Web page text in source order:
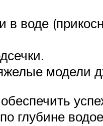
воде
модели
глубине